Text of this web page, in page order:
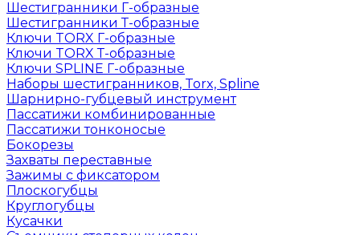
Шестигранники Г-образные
Шестигранники Т-образные
Ключи TORX Г-образные
Ключи TORX Т-образные
Ключи SPLINE Г-образные
Наборы шестигранников, Torx, Spline
Шарнирно-губцевый инструмент
Пассатижи комбинированные
Пассатижи тонконосые
Бокорезы
Захваты переставные
Зажимы с фиксатором
Плоскогубцы
Круглогубцы
Кусачки